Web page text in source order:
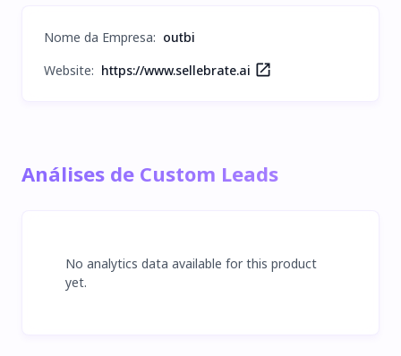
Nome da Empresa: outbi
Website: https://www.sellebrate.ai
Análises de Custom Leads
No analytics data available for this product
yet.